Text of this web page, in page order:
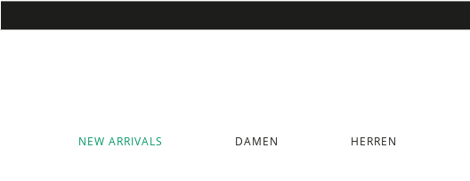
NEW ARRIVALS DAMEN HERREN